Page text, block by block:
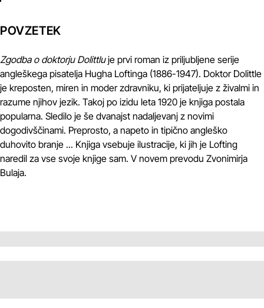
POVZETEK
Zgodba o doktorju Dolittluje prvi roman iz priljubljene serije
angleškega pisatelja Hugha Loftinga (1886-1947). Doktor Dolittle
je kreposten, miren in moder zdravniku, ki prijateljuje z živalmi in
razume njihov jezik. Takoj po izidu leta 1920 je knjiga postala
popularna. Sledilo je še dvanajst nadaljevanj z novimi
dogodivščinami. Preprosto, a napeto in tipično angleško
duhovito branje ... Knjiga vsebuje ilustracije, ki jih je Lofting
naredil za vse svoje knjige sam. V novem prevodu Zvonimirja
Bulaja.